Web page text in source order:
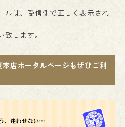
ルは、受信側で正しく表示され
します。
店ポータルページもぜひご利